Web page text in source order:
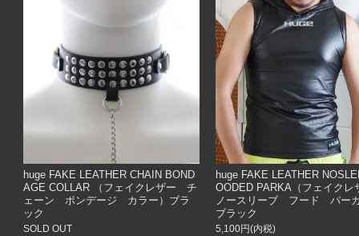
huge FAKE LEATHER CHAIN BOND
AGE COLLAR （フェイクレザー チ
ェーン ボンデージ カラー）ブラ
ック
SOLD OUT
huge FAKE LEATHER
OODED PARKA（フェイク
ノースリーブ フード パー
ブラック
5,100円(内税)